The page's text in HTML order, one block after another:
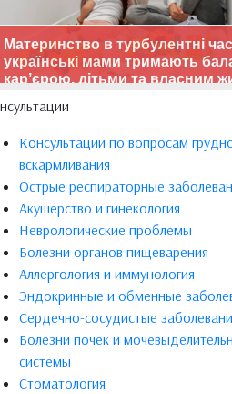
Материнство в турбулентні
українські мами тримають
кар’єрою, дітьми та власним
Консультации по вопросам
вскармливания
Острые респираторные
Акушерство и гинекология
Неврологические проблемы
Болезни органов пищеварения
Аллергология и иммунология
Эндокринные и обменные
Сердечно-сосудистые
Болезни почек и
системы
Стоматология